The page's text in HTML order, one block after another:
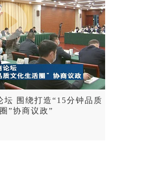
坛 围绕打造“15分钟品质
”协商议政”